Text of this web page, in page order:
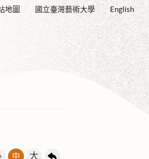
地圖 國立臺灣藝術大學 English
中 大